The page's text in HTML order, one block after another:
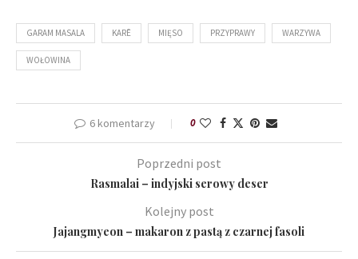
GARAM MASALA KARĒ MIĘSO PRZYPRAWY WARZYWA
WOŁOWINA
6 komentarzy 0
Poprzedni post
Rasmalai – indyjski serowy deser
Kolejny post
Jajangmyeon – makaron z pastą z czarnej fasoli